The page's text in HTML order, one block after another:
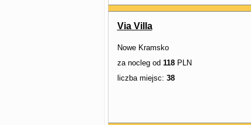
Via Villa
Nowe Kramsko
za nocleg od 118PLN
liczba miejsc: 38